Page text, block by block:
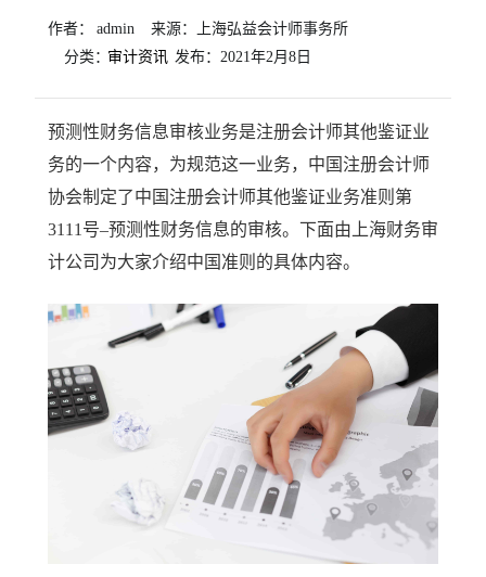
作者： admin
来源：上海弘益会计师事务所
分类：审计资讯 发布： 2021年2月8日
预测性财务信息审核业务是注册会计师其他鉴证业
务的一个内容，为规范这一业务，中国注册会计师
协会制定了中国注册会计师其他鉴证业务准则第
3111号–预测性财务信息的审核。下面由上海财务审
计公司为大家介绍中国准则的具体内容。